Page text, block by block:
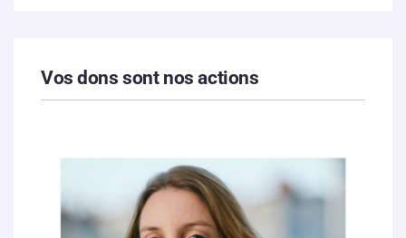
Vos dons sont nos actions